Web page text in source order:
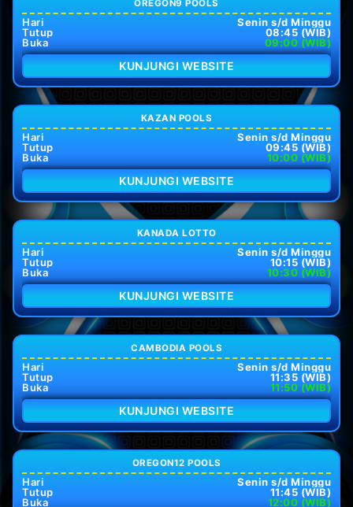
OREGON9 POOLS
Hari
Senin s/d Minggu
Tutup
08:45 (WIB)
Buka
09:00 (WIB)
KUNJUNGI WEBSITE
KAZAN POOLS
Hari
Senin s/d Minggu
Tutup
09:45 (WIB)
Buka
10:00 (WIB)
KUNJUNGI WEBSITE
KANADA LOTTO
Hari
Senin s/d Minggu
Tutup
10:15 (WIB)
Buka
10:30 (WIB)
KUNJUNGI WEBSITE
CAMBODIA POOLS
Hari
Senin s/d Minggu
Tutup
11:35 (WIB)
Buka
11:50 (WIB)
KUNJUNGI WEBSITE
OREGON12 POOLS
Hari
Senin s/d Minggu
Tutup
11:45 (WIB)
Buka
12:00 (WIB)